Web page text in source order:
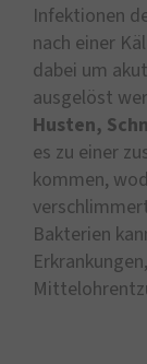
Infektionen
nach einer
dabei um
ausgelöst
Husten,
es zu einer
kommen,
Bakterien